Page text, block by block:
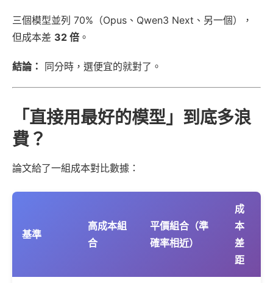
三個模型並列 70%（Opus、Qwen3 Next、另一個），
但成本差 32 倍 。
結論： 同分時，選便宜的就對了。
「直接用最好的模型」到底多浪
費？
論文給了一組成本對比數據：
基準
高成本組
合
平價組合（準
確率相近）
成
本
差
距